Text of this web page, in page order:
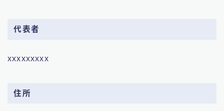
代表者
xxxxxxxxx
住所